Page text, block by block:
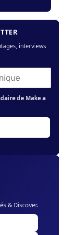
interviews
de Make a
& Discover.